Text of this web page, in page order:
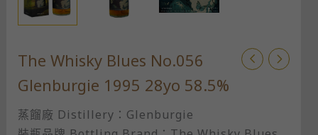
The Whisky Blues No.056
Glenburgie 1995 28yo 58.5%
蒸餾廠 Distillery：Glenburgie